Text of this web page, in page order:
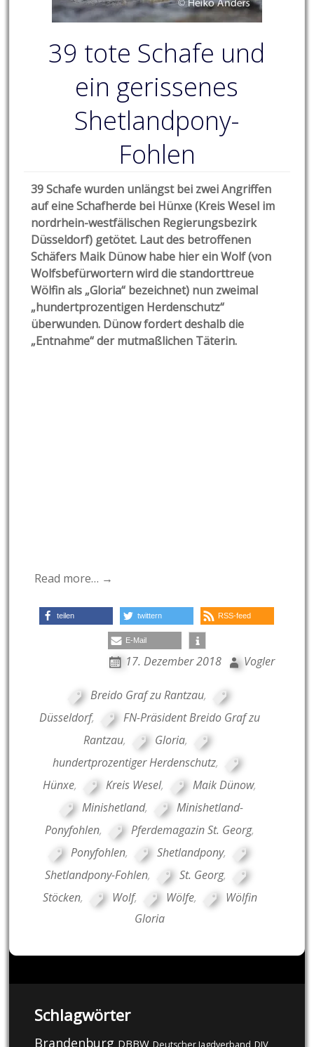
39 tote Schafe und
ein gerissenes
Shetlandpony-
Fohlen
39 Schafe wurden unlängst bei zwei Angriffen
auf eine Schafherde bei Hünxe (Kreis Wesel im
nordrhein-westfälischen Regierungsbezirk
Düsseldorf) getötet. Laut des betroffenen
Schäfers Maik Dünow habe hier ein Wolf (von
Wolfsbefürwortern wird die standorttreue
Wölfin als „Gloria“ bezeichnet) nun zweimal
„hundertprozentigen Herdenschutz“
überwunden. Dünow fordert deshalb die
„Entnahme“ der mutmaßlichen Täterin.
Read more… →
teilen twittern RSS-feed
E-Mail
17. Dezember 2018 Vogler
Breido Graf zu Rantzau,
Düsseldorf,
FN-Präsident Breido Graf zu
Rantzau, Gloria,
hundertprozentiger Herdenschutz,
Hünxe, Kreis Wesel, Maik Dünow,
Minishetland,
Minishetland-
Ponyfohlen, Pferdemagazin St. Georg,
Ponyfohlen, Shetlandpony,
Shetlandpony-Fohlen, St. Georg,
Stöcken, Wolf, Wölfe,
Wölfin
Gloria
Schlagwörter
Brandenburg DBBW Deutscher Jagdverband DJV